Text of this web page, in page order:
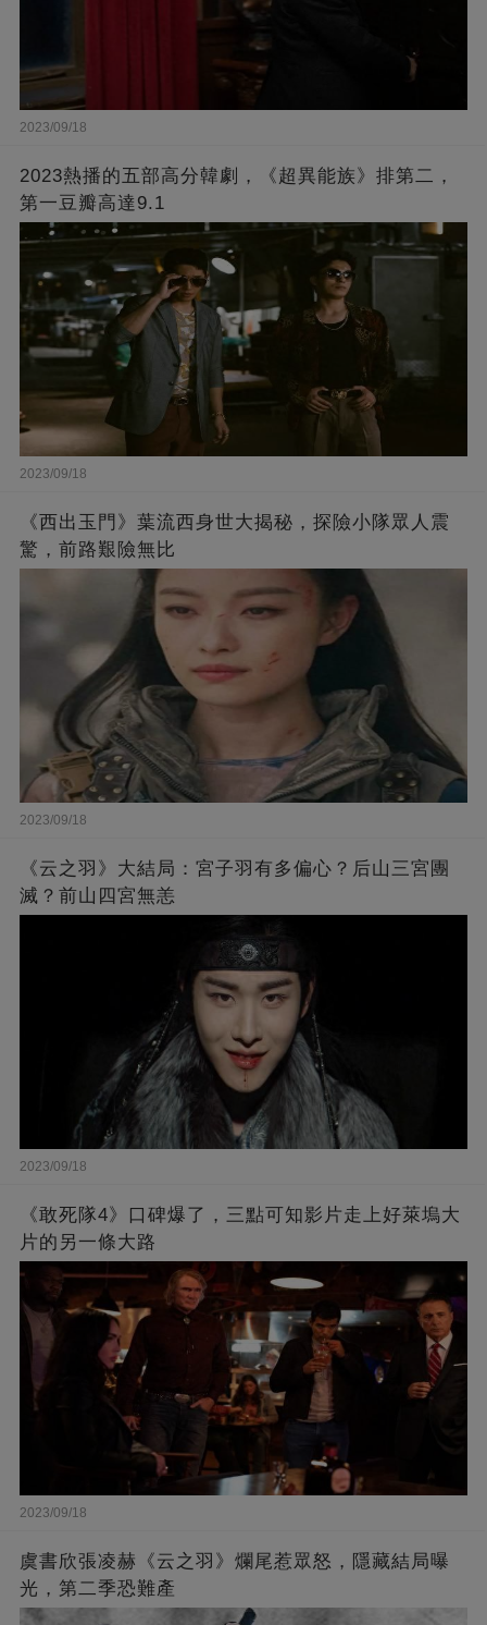
2023/09/18
2023熱播的五部高分韓劇，《超異能族》排第二，
第一豆瓣高達9.1
2023/09/18
《西出玉門》葉流西身世大揭秘，探險小隊眾人震
驚，前路艱險無比
2023/09/18
《云之羽》大結局：宮子羽有多偏心？后山三宮團
滅？前山四宮無恙
2023/09/18
《敢死隊4》口碑爆了，三點可知影片走上好萊塢大
片的另一條大路
2023/09/18
虞書欣張凌赫《云之羽》爛尾惹眾怒，隱藏結局曝
光，第二季恐難產